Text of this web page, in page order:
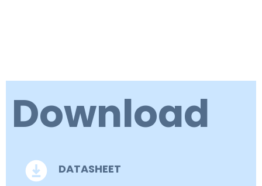
Download
DATASHEET